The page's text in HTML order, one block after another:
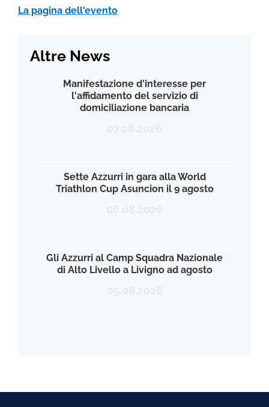
La pagina dell'evento
Altre News
Manifestazione d'interesse per
l'affidamento del servizio di
domiciliazione bancaria
07.08.2026
Sette Azzurri in gara alla World
Triathlon Cup Asuncion il 9 agosto
06.08.2026
Gli Azzurri al Camp Squadra Nazionale
di Alto Livello a Livigno ad agosto
05.08.2026